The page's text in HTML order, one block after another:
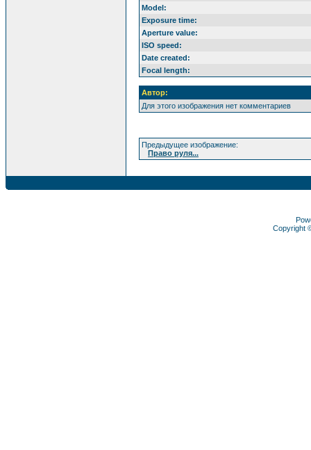
Model:
Exposure time:
Aperture value:
ISO speed:
Date created:
Focal length:
Автор:
Для этого изображения нет комментариев
Предыдущее изображение:
Право руля...
Copyright